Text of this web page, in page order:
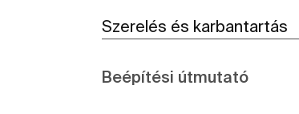
Szerelés és karbantartás
Beépítési útmutató